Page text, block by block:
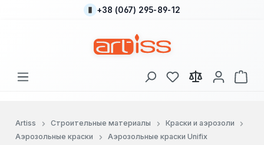
Перейти к основному содержанию
+38 (067) 295-89-12
У вас есть товары
В
Artiss Строительные материалы
Краски и аэрозоли
Аэрозольные краски
Аэрозольные краски Unifix